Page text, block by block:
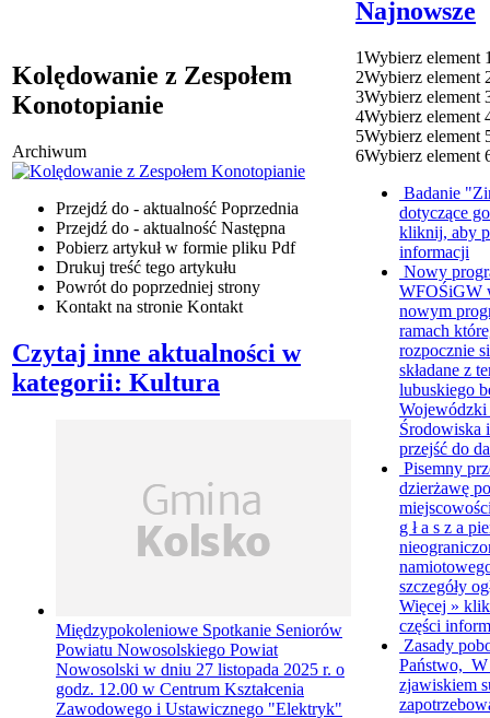
Kolędowanie z Zespołem
Konotopianie
Archiwum
Przejdź do - aktualność Poprzednia
Przejdź do - aktualność Następna
Pobierz artykuł w formie pliku Pdf
Drukuj treść tego artykułu
Powrót do poprzedniej strony
Kontakt na stronie Kontakt
Czytaj inne aktualności w
kategorii: Kultura
Międzypokoleniowe Spotkanie Seniorów
Powiatu Nowosolskiego Powiat
Nowosolski w dniu 27 listopada 2025 r. o
godz. 12.00 w Centrum Kształcenia
Zawodowego i Ustawicznego "Elektryk"
Najnowsze
1Wybierz element
2Wybierz element
3Wybierz element
4Wybierz element
5Wybierz element
6Wybierz element
Badanie
dotyczące
kliknij, aby
informacji
Nowy
WFOŚiGW
nowym
ramach
rozpocznie
składane z
lubuskiego
Wojewódzki
Środowiska
przejść do
Pisemny
dzierżawę
g ł a s z a
szczegóły
Więcej »
części
Zasady
Państwo, W
zjawiskiem